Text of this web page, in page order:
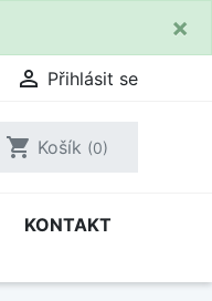
×
 Přihlásit se
shopping_cart Košík (0)
KONTAKT